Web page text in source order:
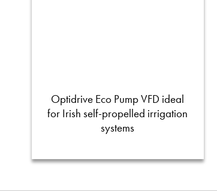
Optidrive Eco Pump VFD ideal
for Irish self-propelled irrigation
systems